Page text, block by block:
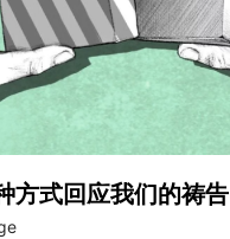
方式回应我们的祷告